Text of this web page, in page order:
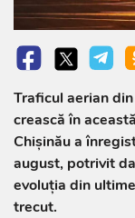
Traficul aerian
crească în
Chișinău a
august, potrivit
evoluția din
trecut.